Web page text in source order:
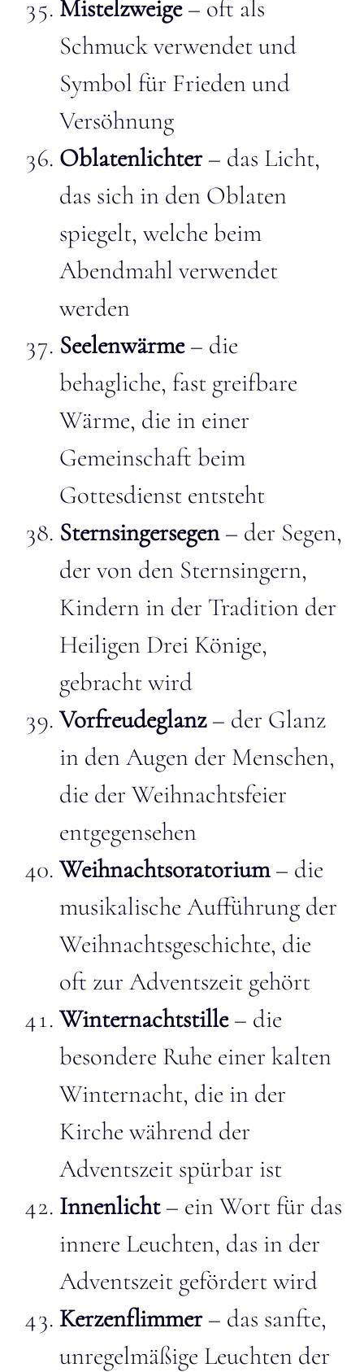
Mistelzweige– oft als
Schmuck verwendet und
Symbol für Frieden und
Versöhnung
Oblatenlichter– das Licht,
das sich in den Oblaten
spiegelt, welche beim
Abendmahl verwendet
werden
Seelenwärme– die
behagliche, fast greifbare
Wärme, die in einer
Gemeinschaft beim
Gottesdienst entsteht
Sternsingersegen– der Segen,
der von den Sternsingern,
Kindern in der Tradition der
Heiligen Drei Könige,
gebracht wird
Vorfreudeglanz– der Glanz
in den Augen der Menschen,
die der Weihnachtsfeier
entgegensehen
Weihnachtsoratorium– die
musikalische Aufführung der
Weihnachtsgeschichte, die
oft zur Adventszeit gehört
Winternachtstille– die
besondere Ruhe einer kalten
Winternacht, die in der
Kirche während der
Adventszeit spürbar ist
Innenlicht– ein Wort für das
innere Leuchten, das in der
Adventszeit gefördert wird
Kerzenflimmer– das sanfte,
unregelmäßige Leuchten der